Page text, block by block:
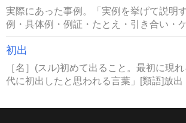
実際にあった事例。「実例を挙げて説明
例・具体例・例証・たとえ・引き合い・
初出
［名］(スル)初めて出ること。最初に現
代に初出したと思われる言葉」[類語]放出